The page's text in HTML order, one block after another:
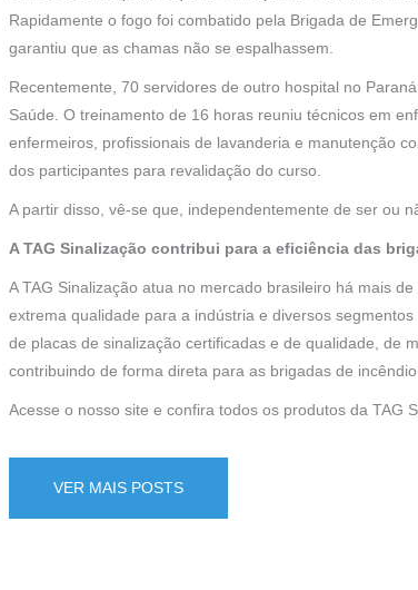
Rapidamente o fogo foi combatido pela Brigada de
garantiu que as chamas não se espalhassem.
Recentemente, 70 servidores de outro hospital no
Saúde. O treinamento de 16 horas reuniu técnicos em
enfermeiros, profissionais de lavanderia e manutenção
dos participantes para revalidação do curso.
A partir disso, vê-se que, independentemente de ser ou
A TAG Sinalização contribui para a eficiência das
A TAG Sinalização atua no mercado brasileiro há mais
extrema qualidade para a indústria e diversos
de placas de sinalização certificadas e de qualidade, de
contribuindo de forma direta para as brigadas de
Acesse o nosso site e confira todos os produtos da TAG
VER MAIS POSTS